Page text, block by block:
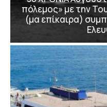
πόλεμος» με την
(μα επίκαιρα)